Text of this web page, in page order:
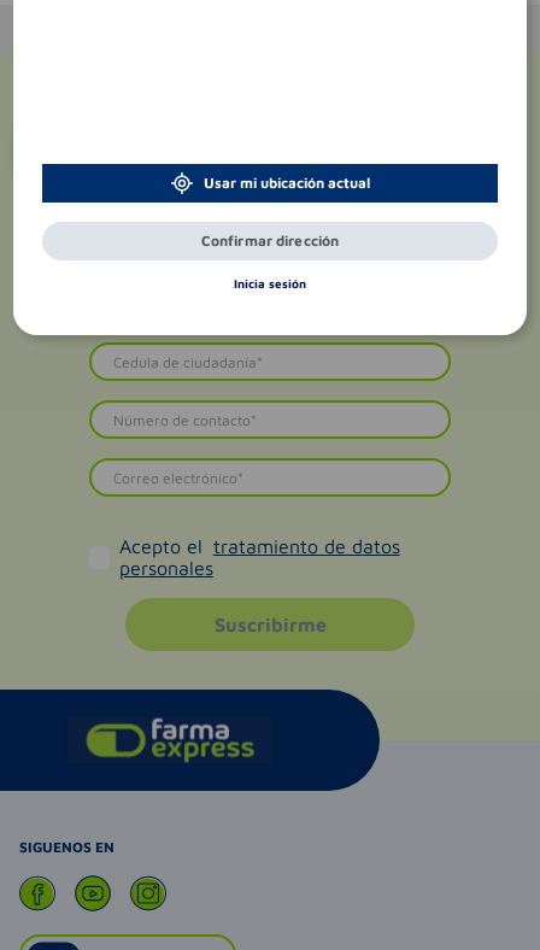
exclusivas!
Acepto el tratamiento de datos
personales
Suscribirme
SIGUENOS EN
Usar mi ubicación actual
Confirmar dirección
Inicia sesión